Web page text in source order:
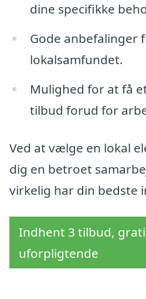
dine specifikke
Gode anbefalinger
lokalsamfundet.
Mulighed for at få
tilbud forud for
Ved at vælge en lokal
dig en betroet
virkelig har din bedste
Indhent 3 tilbud,
uforpligtende